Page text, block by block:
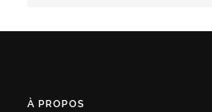
À PROPOS